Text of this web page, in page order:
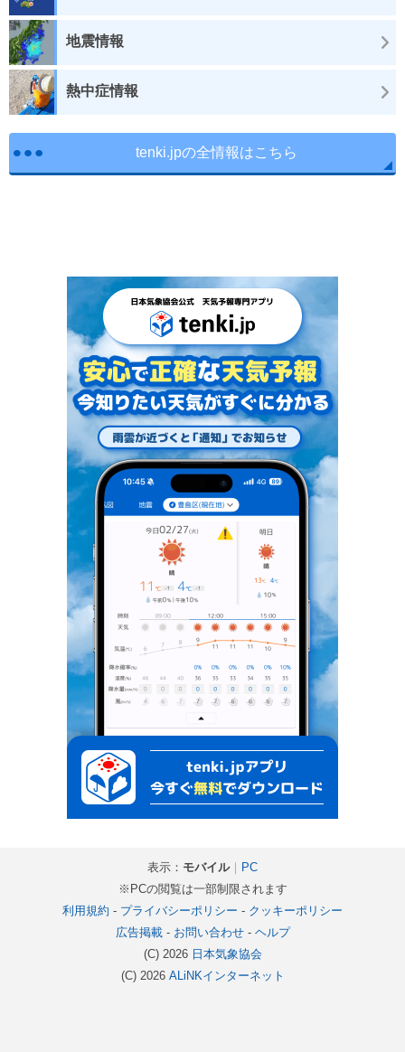
地震情報
熱中症情報
tenki.jpの全情報はこちら
表示： モバイル｜
PC
※PCの閲覧は一部制限されます
利用規約 - プライバシーポリシー - クッキーポリシー
広告掲載- お問い合わせ- ヘルプ
(C) 2026 日本気象協会
(C) 2026 ALiNKインターネット